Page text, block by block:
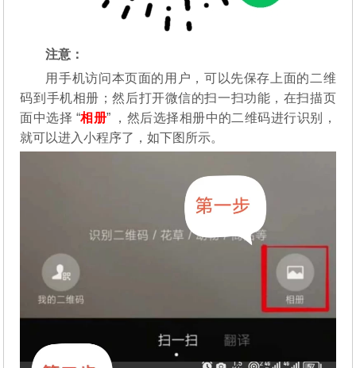
注意：
用手机访问本页面的用户，可以先保存上面的二维
码到手机相册；然后打开微信的扫一扫功能，在扫描页
面中选择 “相册” ，然后选择相册中的二维码进行识别，
就可以进入小程序了，如下图所示。